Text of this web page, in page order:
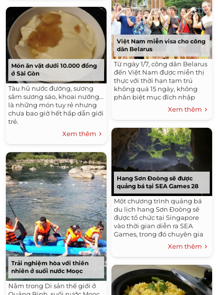
Món ăn vặt dưới 10.000 đồng
ở Sài Gòn
Tàu hũ nước đường, sương
sâm sương sáo, khoai nướng...
là những món tuy rẻ nhưng
chưa bao giờ hết hấp dẫn giới
trẻ.
Xem thêm
Trải nghiệm hòa với thiên
nhiên ở suối nước Moọc
Nằm trong Di sản thế giới ở
Việt Nam miễn visa cho công
dân Belarus
Từ ngày 1/7, công dân Belarus
đến Việt Nam được miễn thị
thực với thời hạn tạm trú
không quá 15 ngày, không
phân biệt mục đích nhập
Xem thêm
Hang Sơn Đoòng sẽ được
quảng bá tại SEA Games 28
Một chương trình quảng bá
du lịch hang Sơn Đoòng sẽ
được tổ chức tại Singapore
vào thời gian diễn ra SEA
Games, trong đó chuyên gia
hang động Howard Limbert
sẽ trình bày kế hoạch làm
phim về hang của truyền
hình quốc đảo.
Xem thêm